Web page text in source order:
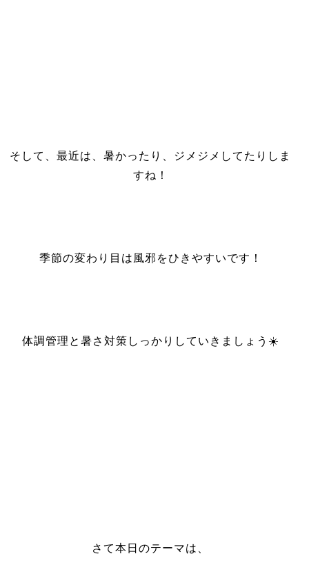
そして、最近は、暑かったり、ジメジメしてたりしま
すね！
季節の変わり目は風邪をひきやすいです！
体調管理と暑さ対策しっかりしていきましょう☀️
さて本日のテーマは、